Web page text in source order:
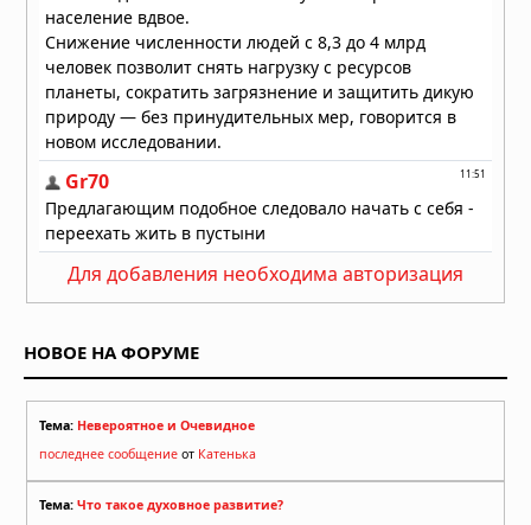
Для добавления необходима авторизация
НОВОЕ НА ФОРУМЕ
Тема: Невероятное и Очевидное
последнее сообщение от Катенька
Тема: Что такое духовное развитие?